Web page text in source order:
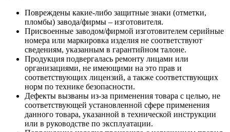
Повреждены какие-либо защитные знаки (отметки,
пломбы) завода/фирмы – изготовителя.
Присвоенные заводом/фирмой изготовителем серийные
номера или маркировка изделия не соответствуют
сведениям, указанным в гарантийном талоне.
Продукция подвергалась ремонту лицами или
организациями, не имеющими на это прав и
соответствующих лицензий, а также соответствующих
норм по технике безопасности.
Дефекты вызваны из-за применения товара с целью, не
соответствующей установленной сфере применения
данного товара, указанной в технической инструкции
или в руководстве по эксплуатации.